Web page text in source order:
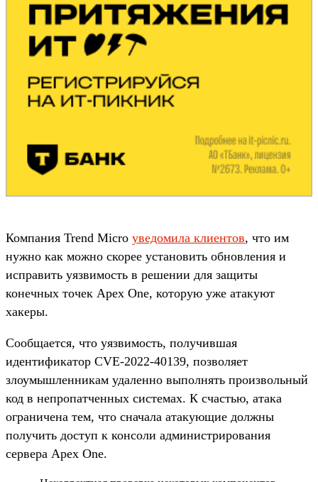
Компания Trend Micro уведомила клиентов, что им
нужно как можно скорее установить обновления и
исправить уязвимость в решении для защиты
конечных точек Apex One, которую уже атакуют
хакеры.
Сообщается, что уязвимость, получившая
идентификатор CVE-2022-40139, позволяет
злоумышленникам удаленно выполнять произвольный
код в непропатченных системах. К счастью, атака
ограничена тем, что сначала атакующие должны
получить доступ к консоли администрирования
сервера Apex One.